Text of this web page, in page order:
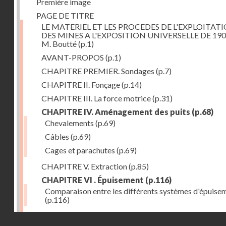
PAGE DE TITRE
LE MATERIEL ET LES PROCEDES DE
DES MINES A L'EXPOSITION UNIVERSELLE DE
M. Boutté(p.1)
AVANT-PROPOS (p.1)
CHAPITRE PREMIER. Sondages (p.7)
CHAPITRE II. Fonçage(p.14)
CHAPITRE III. La force motrice(p.31)
CHAPITRE IV. Aménagement des puits (p.68)
Chevalements (p.69)
Câbles (p.69)
Cages et parachutes (p.69)
CHAPITRE V. Extraction(p.85)
CHAPITRE VI . Épuisement (p.116)
Comparaison entre les différents systèmes
(p.116)